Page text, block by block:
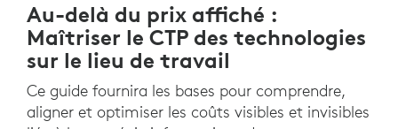
Au-delà du prix affiché :
Maîtriser le CTP des technologies
sur le lieu de travail
Ce guide fournira les bases pour comprendre,
aligner et optimiser les coûts visibles et invisibles